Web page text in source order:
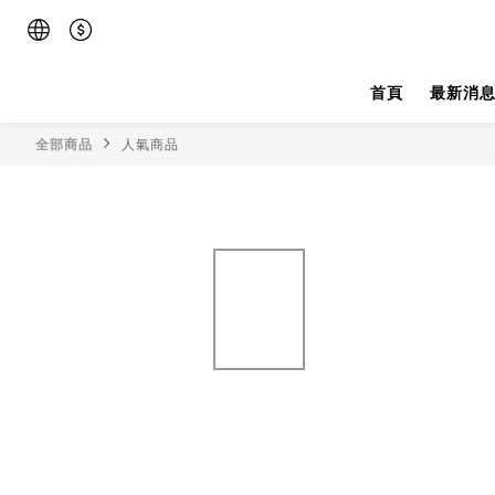
首頁 最新消息
全部商品 人氣商品